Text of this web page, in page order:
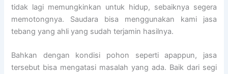
tidak lagi memungkinkan untuk hidup, sebaiknya segera
memotongnya. Saudara bisa menggunakan kami jasa
tebang yang ahli yang sudah terjamin hasilnya.
Bahkan dengan kondisi pohon seperti apappun, jasa
tersebut bisa mengatasi masalah yang ada. Baik dari segi